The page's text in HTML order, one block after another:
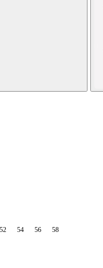
52 54 56 58